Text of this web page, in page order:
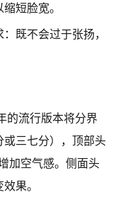
短脸宽。
既不会过于张扬，
的流行版本将分界
三七分），顶部头
加空气感。侧面头
果。